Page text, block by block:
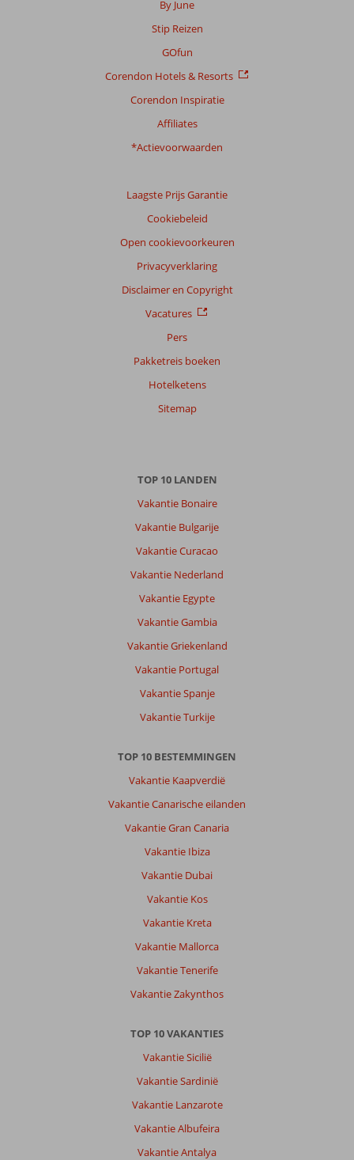
By June
Stip Reizen
GOfun
Corendon Hotels & Resorts
Corendon Inspiratie
Affiliates
*Actievoorwaarden
Laagste Prijs Garantie
Cookiebeleid
Open cookievoorkeuren
Privacyverklaring
Disclaimer en Copyright
Vacatures
Pers
Pakketreis boeken
Hotelketens
Sitemap
TOP 10 LANDEN
Vakantie Bonaire
Vakantie Bulgarije
Vakantie Curacao
Vakantie Nederland
Vakantie Egypte
Vakantie Gambia
Vakantie Griekenland
Vakantie Portugal
Vakantie Spanje
Vakantie Turkije
TOP 10 BESTEMMINGEN
Vakantie Kaapverdië
Vakantie Canarische eilanden
Vakantie Gran Canaria
Vakantie Ibiza
Vakantie Dubai
Vakantie Kos
Vakantie Kreta
Vakantie Mallorca
Vakantie Tenerife
Vakantie Zakynthos
TOP 10 VAKANTIES
Vakantie Sicilië
Vakantie Sardinië
Vakantie Lanzarote
Vakantie Albufeira
Vakantie Antalya